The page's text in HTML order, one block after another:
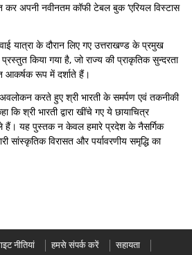
कर अपनी नवीनतम कॉफी टेबल बुक ‘एरियल विस्टास
यात्रा के दौरान लिए गए उत्तराखण्ड के प्रमुख
किया गया है, जो राज्य की प्राकृतिक सुन्दरता
आकर्षक रूप में दर्शाते हैं।
करते हुए श्री भारती के समर्पण एवं तकनीकी
कि श्री भारती द्वारा खींचे गए ये छायाचित्र
हैं। यह पुस्तक न केवल हमारे प्रदेश के नैसर्गिक
सांस्कृतिक विरासत और पर्यावरणीय समृद्धि का
नीतियां हमसे संपर्क करें
सहायता